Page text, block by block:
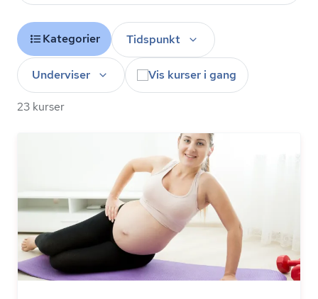
Kategorier Tidspunkt
Underviser Vis kurser i gang
23 kurser